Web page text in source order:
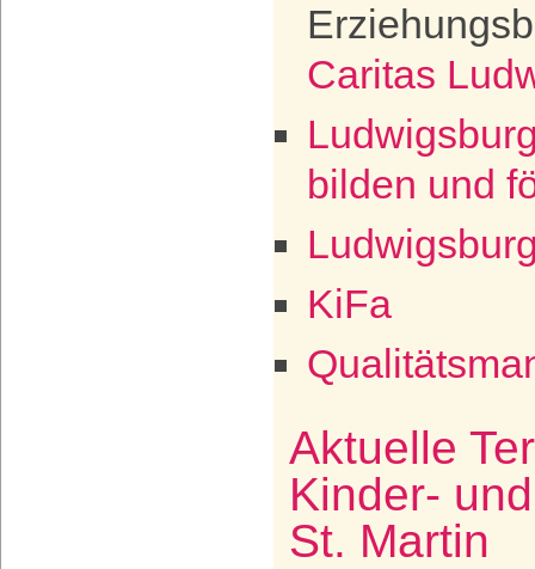
Caritas
bilden und
KiFa
Aktuelle
Kinder-
St. Martin